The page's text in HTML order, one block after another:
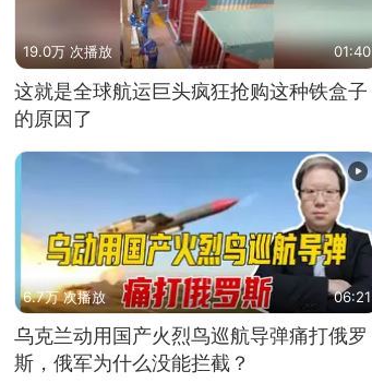
19.0万 次播放 01:40
这就是全球航运巨头疯狂抢购这种铁盒子
的原因了
6.7万 次播放 06:21
乌克兰动用国产火烈鸟巡航导弹痛打俄罗
斯，俄军为什么没能拦截？